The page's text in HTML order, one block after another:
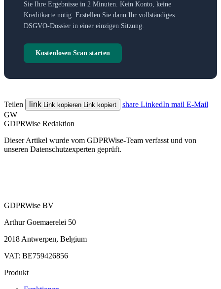
Sie Ihre Ergebnisse in 2 Minuten. Kein Konto, keine
Kreditkarte nötig. Erstellen Sie dann Ihr vollständiges
DSGVO-Dossier in einer einzigen Sitzung.
Kostenlosen Scan starten
Teilen link Link kopieren Link kopiert share LinkedIn mail E-Mail
GW
GDPRWise Redaktion
Dieser Artikel wurde vom GDPRWise-Team verfasst und von
unseren Datenschutzexperten geprüft.
GDPRWise BV
Arthur Goemaerelei 50
2018 Antwerpen, Belgium
VAT: BE759426856
Produkt